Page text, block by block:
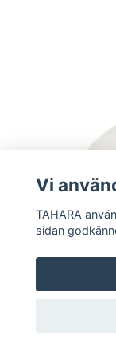
Vi
TAHARA
sidan